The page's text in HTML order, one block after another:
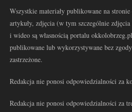
Wszystkie materiały publikowane na
artykuły, zdjęcia (w tym szczególnie
i wideo są własnością portalu
publikowane lub wykorzystywane bez
zastrzeżone.
Redakcja nie ponosi odpowiedzialności za
Redakcja nie ponosi odpowiedzialności za